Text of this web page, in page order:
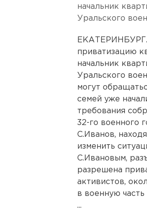
начальник
Уральского
ЕКАТЕРИНБУРГ.
приватизацию
начальник
Уральского
могут
семей уже
требования
32-го военного
С.Иванов,
изменить
С.Ивановым,
разрешена
активистов,
в военную
...